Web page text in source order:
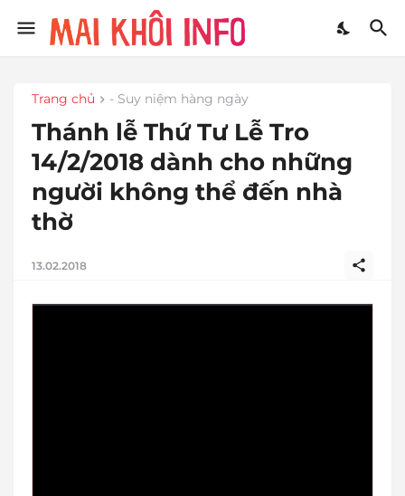
Trang chủ - Suy niệm hàng ngày
Thánh lễ Thứ Tư Lễ Tro
14/2/2018 dành cho những
người không thể đến nhà
thờ
13.02.2018